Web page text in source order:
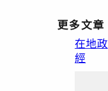
更多文章
在地政
經